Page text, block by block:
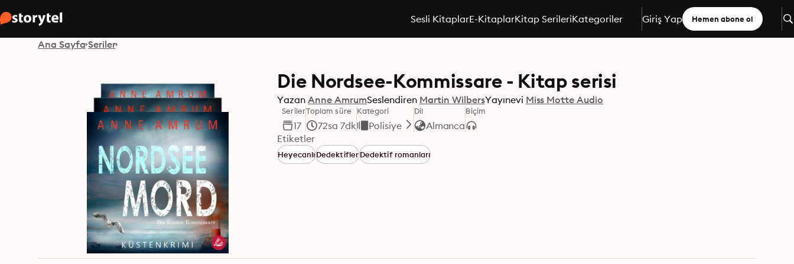
Sesli KitaplarE-KitaplarKitap SerileriKategoriler Giriş Yap Hemen abone ol
Ana Sayfa Seriler
Die Nordsee-Kommissare - Kitap serisi
Yazan Anne AmrumSeslendiren Martin WilbersYayınevi Miss Motte Audio
Seriler
17
Toplam süre
72sa 7dk
Kategori
Polisiye
Dil
Almanca
Biçim
Etiketler
HeyecanlıDedektiflerDedektif romanları